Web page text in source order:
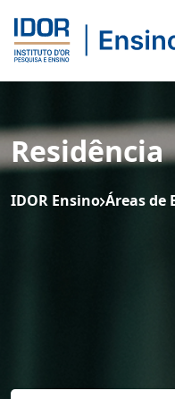
Residência
IDOR Ensino Áreas de